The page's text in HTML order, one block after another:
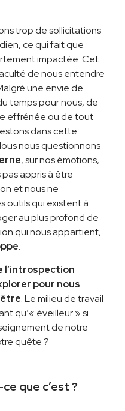
trop de sollicitations
ce qui fait que
impactée. Cet
de nous entendre
une envie de
temps pour nous, de
effrénée ou de tout
dans cette
nous questionnons
, sur nos émotions,
appris à être
et nous ne
outils qui existent à
au plus profond de
qui nous appartient,
.
l’introspection
pour nous
. Le milieu de travail
qu’« éveilleur » si
de notre
quête ?
que c’est ?